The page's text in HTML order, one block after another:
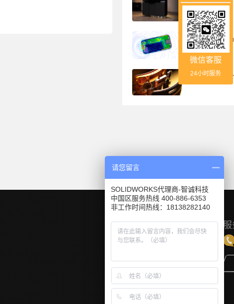
Product
微信客服
24小时服务
请您留言
SOLIDWORKS代理商-智诚科技
中国区服务热线 400-886-6353
非工作时间热线：18138282140